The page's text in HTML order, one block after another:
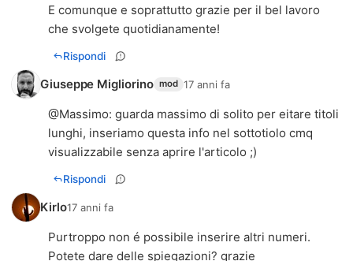
E comunque e soprattutto grazie per il bel lavoro
che svolgete quotidianamente!
Rispondi
Giuseppe Migliorino mod 17 anni fa
@Massimo: guarda massimo di solito per eitare titoli
lunghi, inseriamo questa info nel sottotiolo cmq
visualizzabile senza aprire l'articolo ;)
Rispondi
Kirlo17 anni fa
Purtroppo non é possibile inserire altri numeri.
Potete dare delle spiegazioni? grazie